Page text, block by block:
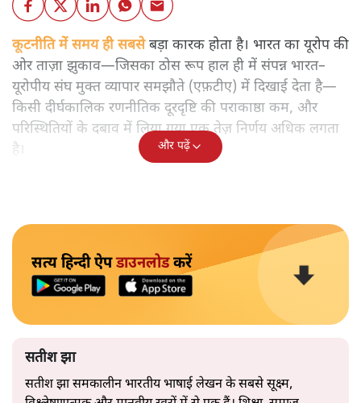
कूटनीति में समय ही सबसेबड़ा कारक होता है। भारत का यूरोप की
ओर ताज़ा झुकाव—जिसका ठोस रूप हाल ही में संपन्न भारत–
यूरोपीय संघ मुक्त व्यापार समझौते (एफ़टीए) में दिखाई देता है—
किसी दीर्घकालिक रणनीतिक दूरदृष्टि की पराकाष्ठा कम, और
परिस्थितियों के दबाव में लिया गया एक तेज़ निर्णय अधिक लगता
है।
और पढ़ें
सत्य हिन्दी ऐपडाउनलोडकरें
सतीश झा
सतीश झा समकालीन भारतीय भाषाई लेखन के सबसे सूक्ष्म,